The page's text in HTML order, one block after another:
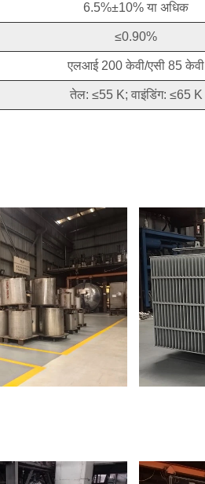
6.5%±10% या अधिक
≤0.90%
एलआई 200 केवी/एसी 85 केवी
तेल: ≤55 K; वाइंडिंग: ≤65 K